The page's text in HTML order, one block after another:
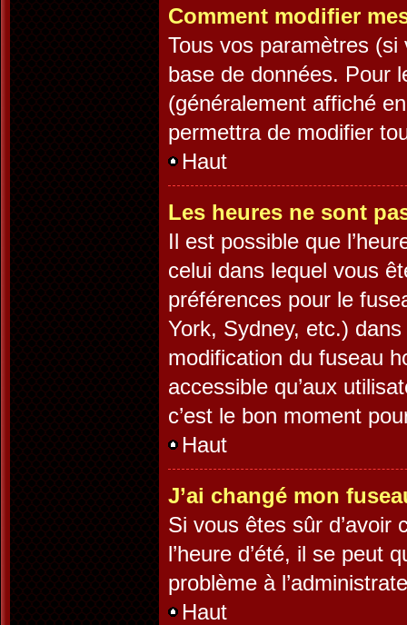
Comment modifier
Tous vos paramètres
base de données. Pour
(généralement affiché
permettra de modifier
Haut
Les heures ne sont
Il est possible que
celui dans lequel vous
préférences pour le
York, Sydney, etc.)
modification du fuseau
accessible qu’aux
c’est le bon moment
Haut
J’ai changé mon
Si vous êtes sûr d’avoir
l’heure d’été, il se peut
problème à
Haut